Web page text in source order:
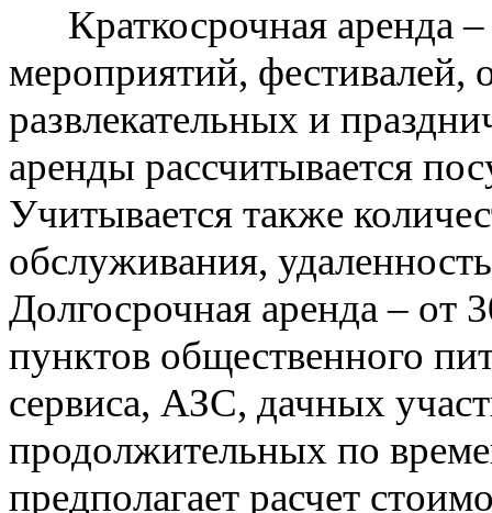
Краткосрочная аренда –
мероприятий, фестивалей,
развлекательных и
аренды рассчитывается
Учитывается также
обслуживания,
Долгосрочная аренда – от
пунктов общественного
сервиса, АЗС, дачных
продолжительных по
предполагает расчет